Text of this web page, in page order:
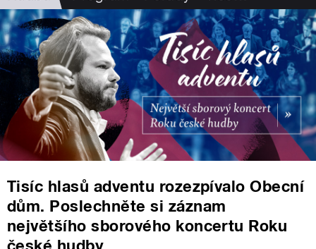
Tisíc hlasů adventu rozezpívalo Obecní
dům. Poslechněte si záznam
největšího sborového koncertu Roku
české hudby